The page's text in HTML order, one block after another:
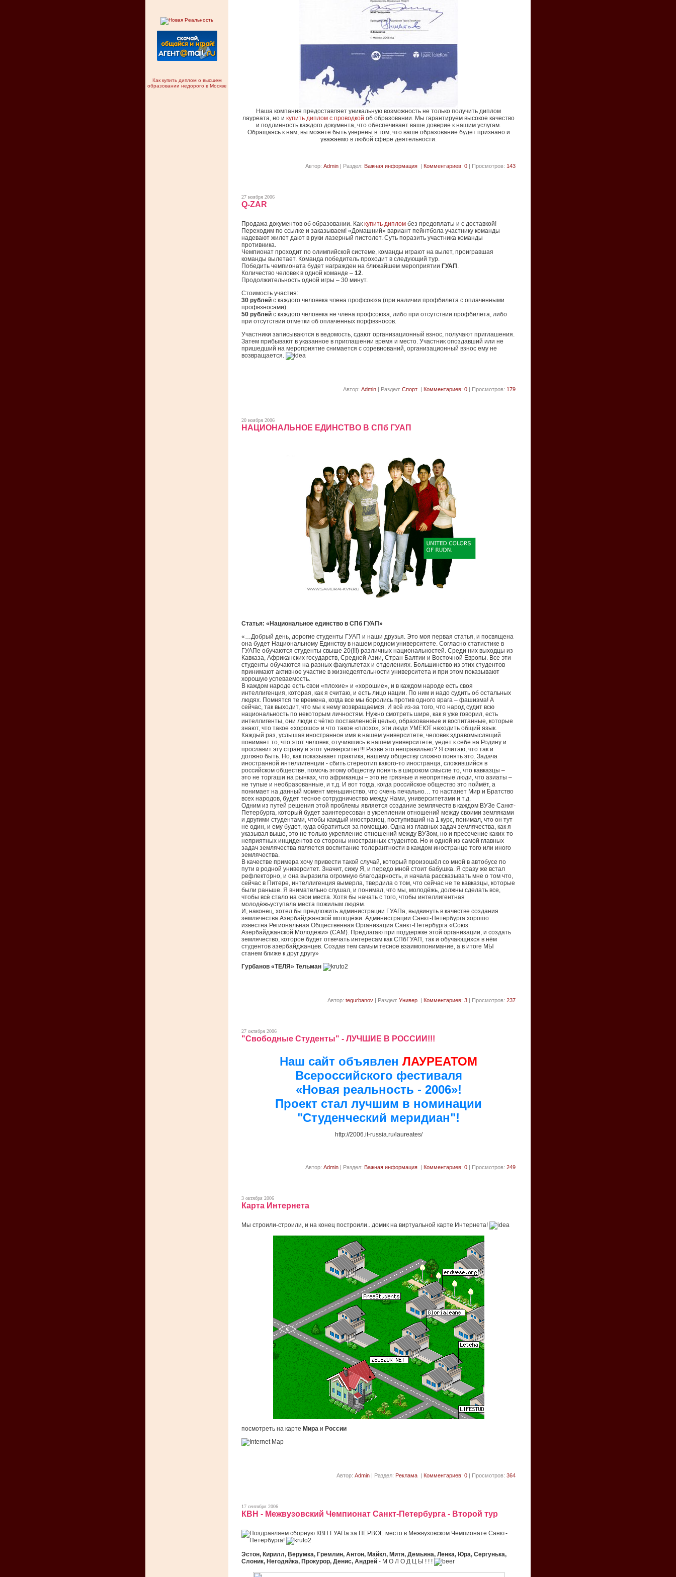
Как купить диплом о высшем
образовании недорого в Москве
Наша компания предоставляет уникальную возможность не только получить диплом
лауреата, но и купить диплом с проводкой об образовании. Мы гарантируем высокое качество
и подлинность каждого документа, что обеспечивает ваше доверие к нашим услугам.
Обращаясь к нам, вы можете быть уверены в том, что ваше образование будет признано и
уважаемо в любой сфере деятельности.
Автор: Admin | Раздел: Важная информация | Комментариев: 0 | Просмотров: 143
27 ноября 2006
Q-ZAR
Продажа документов об образовании. Как купить диплом без предоплаты и с доставкой!
Переходим по ссылке и заказываем! «Домашний» вариант пейнтбола участнику команды
надевают жилет дают в руки лазерный пистолет. Суть поразить участника команды
противника.
Чемпионат проходит по олимпийской системе, команды играют на вылет, проигравшая
команды вылетает. Команда победитель проходит в следующий тур.
Победить чемпионата будет награжден на ближайшем мероприятии ГУАП .
Количество человек в одной команде – 12.
Продолжительность одной игры – 30 минут.
Стоимость участия:
30 рублей с каждого человека члена профсоюза (при наличии профбилета с оплаченными
профвзносами).
50 рублей с каждого человека не члена профсоюза, либо при отсутствии профбилета, либо
при отсутствии отметки об оплаченных порфвзносов.
Участники записываются в ведомость, сдают организационный взнос, получают приглашения.
Затем прибывают в указанное в приглашении время и место. Участник опоздавший или не
пришедший на мероприятие снимается с соревнований, организационный взнос ему не
возвращается.
Автор: Admin | Раздел: Спорт | Комментариев: 0 | Просмотров: 179
20 ноября 2006
НАЦИОНАЛЬНОЕ ЕДИНСТВО В СПб ГУАП
Статья: «Национальное единство в СПб ГУАП»
«…Добрый день, дорогие студенты ГУАП и наши друзья. Это моя первая статья, и посвящена
она будет Национальному Единству в нашем родном университете. Согласно статистике в
ГУАПе обучаются студенты свыше 20(!!!) различных национальностей. Среди них выходцы из
Кавказа, Африканских государств, Средней Азии, Стран Балтии и Восточной Европы. Все эти
студенты обучаются на разных факультетах и отделениях. Большинство из этих студентов
принимают активное участие в жизнедеятельности университета и при этом показывают
хорошую успеваемость.
В каждом народе есть свои «плохие» и «хорошие», и в каждом народе есть своя
интеллигенция, которая, как я считаю, и есть лицо нации. По ним и надо судить об остальных
людях. Помнятся те времена, когда все мы боролись против одного врага – фашизма! А
сейчас, так выходит, что мы к нему возвращаемся. И всё из-за того, что народ судит всю
национальность по некоторым личностям. Нужно смотреть шире, как я уже говорил, есть
интеллигенты, они люди с чётко поставленной целью, образованные и воспитанные, которые
знают, что такое «хорошо» и что такое «плохо», эти люди УМЕЮТ находить общий язык.
Каждый раз, услышав иностранное имя в нашем университете, человек здравомыслящий
понимает то, что этот человек, отучившись в нашем университете, уедет к себе на Родину и
прославит эту страну и этот университет!!! Разве это неправильно? Я считаю, что так и
должно быть. Но, как показывает практика, нашему обществу сложно понять это. Задача
иностранной интеллигенции - сбить стереотип какого-то иностранца, сложившийся в
российском обществе, помочь этому обществу понять в широком смысле то, что кавказцы –
это не торгаши на рынках, что африканцы – это не грязные и неопрятные люди, что азиаты –
не тупые и необразованные, и т.д. И вот тогда, когда российское общество это поймёт, а
понимает на данный момент меньшинство, что очень печально… то настанет Мир и Братство
всех народов, будет тесное сотрудничество между Нами, университетами и т.д.
Одним из путей решения этой проблемы является создание землячеств в каждом ВУЗе Санкт-
Петербурга, который будет заинтересован в укреплении отношений между своими земляками
и другими студентами, чтобы каждый иностранец, поступивший на 1 курс, понимал, что он тут
не один, и ему будет, куда обратиться за помощью. Одна из главных задач землячества, как я
указывал выше, это не только укрепление отношений между ВУЗом, но и пресечение каких-то
неприятных инцидентов со стороны иностранных студентов. Но и одной из самой главных
задач землячества является воспитание толерантности в каждом иностранце того или иного
землячества.
В качестве примера хочу привести такой случай, который произошёл со мной в автобусе по
пути в родной университет. Значит, сижу Я, и передо мной стоит бабушка. Я сразу же встал
рефлекторно, и она выразила огромную благодарность, и начала рассказывать мне о том что,
сейчас в Питере, интеллигенция вымерла, твердила о том, что сейчас не те кавказцы, которые
были раньше. Я внимательно слушал, и понимал, что мы, молодёжь, должны сделать все,
чтобы всё стало на свои места. Хотя бы начать с того, чтобы интеллигентная
молодёжьуступала места пожилым людям.
И, наконец, хотел бы предложить администрации ГУАПа, выдвинуть в качестве создания
землячества Азербайджанской молодёжи. Администрации Санкт-Петербурга хорошо
известна Региональная Общественная Организация Санкт-Петербурга «Союз
Азербайджанской Молодёжи» (САМ). Предлагаю при поддержке этой организации, и создать
землячество, которое будет отвечать интересам как СПбГУАП, так и обучающихся в нём
студентов азербайджанцев. Создав тем самым тесное взаимопонимание, а в итоге МЫ
станем ближе к друг другу»
Гурбанов «ТЕЛЯ» Тельман
Автор: tegurbanov | Раздел: Универ | Комментариев: 3 | Просмотров: 237
27 октября 2006
"Свободные Студенты" - ЛУЧШИЕ В РОССИИ!!!
Наш сайт объявлен ЛАУРЕАТОМ
Всероссийского фестиваля
«Новая реальность - 2006»!
Проект стал лучшим в номинации
"Студенческий меридиан"!
http://2006.it-russia.ru/laureates/
Автор: Admin | Раздел: Важная информация | Комментариев: 0 | Просмотров: 249
3 октября 2006
Карта Интернета
Мы строили-строили, и на конец построили.. домик на виртуальной карте Интернета!
посмотреть на карте Мира и России
Автор: Admin | Раздел: Реклама | Комментариев: 0 | Просмотров: 364
17 сентября 2006
КВН - Межвузовский Чемпионат Санкт-Петербурга - Второй тур
Поздравляем сборную КВН ГУАПа за ПЕРВОЕ место в Межвузовском Чемпионате Санкт-
Петербурга!
Эстон, Кирилл, Верумка, Гремлин, Антон, Майкл, Митя, Демьяна, Ленка, Юра, Сергунька,
Слоник, Негодяйка, Прокурор, Денис, Андрей - М О Л О Д Ц Ы ! ! !